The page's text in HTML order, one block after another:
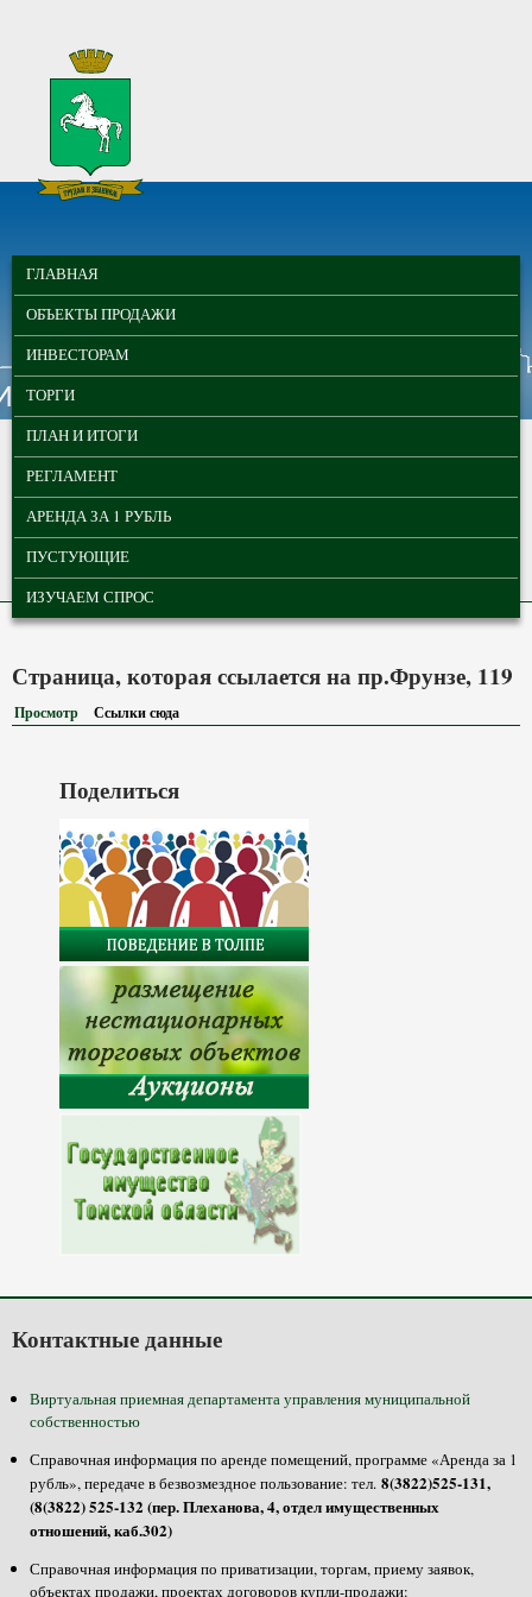
МУНИЦИПАЛЬНЫЕ
ТОРГИ ГОРОДА
ТОМСКА
ГЛАВНОЕ МЕНЮ
ГЛАВНАЯ
ОБЪЕКТЫ ПРОДАЖИ
ИНВЕСТОРАМ
ТОРГИ
ПЛАН И ИТОГИ
РЕГЛАМЕНТ
АРЕНДА ЗА 1 РУБЛЬ
ПУСТУЮЩИЕ
ИЗУЧАЕМ СПРОС
Страница, которая ссылается на пр.Фрунзе, 119
Просмотр Ссылки сюда
Поделиться
Контактные данные
Виртуальная приемная департамента управления муниципальной
собственностью
Справочная информация по аренде помещений, программе «Аренда за 1
рубль», передаче в безвозмездное пользование: тел. 8(3822)525-131,
(8(3822) 525-132 (пер. Плеханова, 4, отдел имущественных
отношений, каб.302)
Справочная информация по приватизации, торгам, приему заявок,
объектах продажи, проектах договоров купли-продажи: